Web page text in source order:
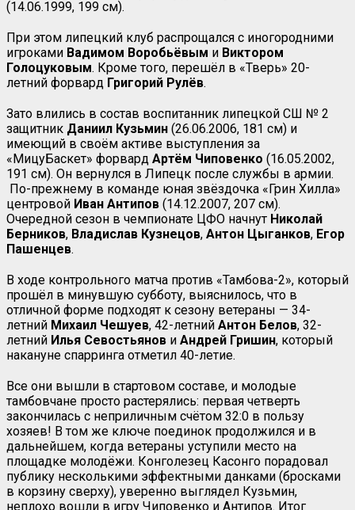
(14.06.1999, 199 см).
При этом липецкий клуб распрощался с иногородними
игроками Вадимом Воробьёвым и Виктором
Голоцуковым. Кроме того, перешёл в «Тверь» 20-
летний форвард Григорий Рулёв.
Зато влились в состав воспитанник липецкой СШ № 2
защитник Даниил Кузьмин (26.06.2006, 181 см) и
имеющий в своём активе выступления за
«МицуБаскет» форвард Артём Чиповенко (16.05.2002,
191 см). Он вернулся в Липецк после службы в армии.
По-прежнему в команде юная звёздочка «Грин Хилла»
центровой Иван Антипов (14.12.2007, 207 см).
Очередной сезон в чемпионате ЦФО начнут Николай
Берников, Владислав Кузнецов, Антон Цыганков, Егор
Пашенцев.
В ходе контрольного матча против «Тамбова-2», который
прошёл в минувшую субботу, выяснилось, что в
отличной форме подходят к сезону ветераны — 34-
летний Михаил Чешуев, 42-летний Антон Белов, 32-
летний Илья Севостьянов и Андрей Гришин, который
накануне спарринга отметил 40-летие.
Все они вышли в стартовом составе, и молодые
тамбовчане просто растерялись: первая четверть
закончилась с неприличным счётом 32:0 в пользу
хозяев! В том же ключе поединок продолжился и в
дальнейшем, когда ветераны уступили место на
площадке молодёжи. Конголезец Касонго порадовал
публику несколькими эффектными данками (бросками
в корзину сверху), уверенно выглядел Кузьмин,
неплохо вошли в игру Чиповенко и Антипов. Итог